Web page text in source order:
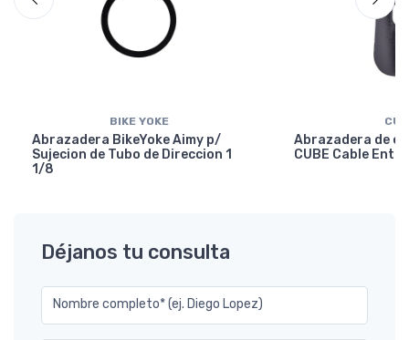
BIKE YOKE
Abrazadera BikeYoke Aimy p/
Sujecion de Tubo de Direccion 1
1/8
Abrazadera de
CUBE Cable
Déjanos tu consulta
Nombre completo* (ej. Diego Lopez)